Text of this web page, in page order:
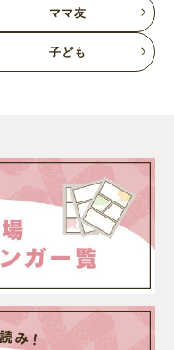
ママ友
子ども